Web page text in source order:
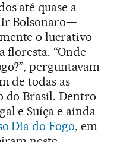
até quase a
Bolsonaro—
o lucrativo
floresta. “Onde
perguntavam
de todas as
do Brasil. Dentro
e Suíça e ainda
Dia do Fogo, em